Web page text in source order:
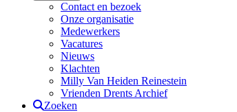
Contact en bezoek
Onze organisatie
Medewerkers
Vacatures
Nieuws
Klachten
Milly Van Heiden Reinestein
Vrienden Drents Archief
Zoeken